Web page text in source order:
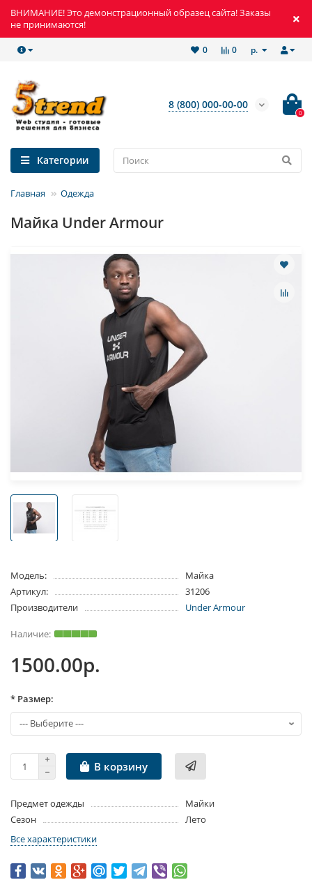
ВНИМАНИЕ! Это демонстрационный образец сайта! Заказы
не принимаются!
р.
0
0
8 (800) 000-00-00
0
Категории
Главная Одежда
Майка Under Armour
Модель:
Майка
Артикул:
31206
Производители
Under Armour
1500.00р.
* Размер:
В корзину
Предмет одежды
Майки
Сезон
Лето
Все характеристики